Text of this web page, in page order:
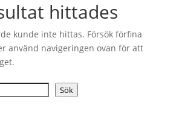
hittades
kunde inte hittas. Försök förfina
använd navigeringen ovan för att
Sök